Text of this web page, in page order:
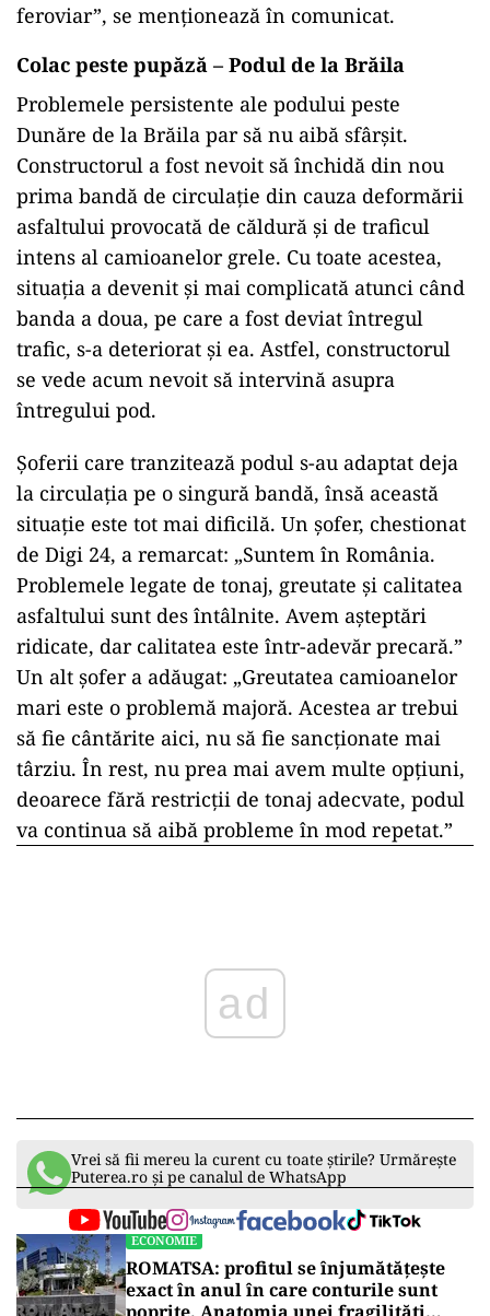
feroviar”, se menționează în comunicat.
Colac peste pupăză – Podul de la Brăila
Problemele persistente ale podului peste
Dunăre de la Brăila par să nu aibă sfârșit.
Constructorul a fost nevoit să închidă din nou
prima bandă de circulație din cauza deformării
asfaltului provocată de căldură și de traficul
intens al camioanelor grele. Cu toate acestea,
situația a devenit și mai complicată atunci când
banda a doua, pe care a fost deviat întregul
trafic, s-a deteriorat și ea. Astfel, constructorul
se vede acum nevoit să intervină asupra
întregului pod.
Șoferii care tranzitează podul s-au adaptat deja
la circulația pe o singură bandă, însă această
situație este tot mai dificilă. Un șofer, chestionat
de Digi 24, a remarcat: „Suntem în România.
Problemele legate de tonaj, greutate și calitatea
asfaltului sunt des întâlnite. Avem așteptări
ridicate, dar calitatea este într-adevăr precară.”
Un alt șofer a adăugat: „Greutatea camioanelor
mari este o problemă majoră. Acestea ar trebui
să fie cântărite aici, nu să fie sancționate mai
târziu. În rest, nu prea mai avem multe opțiuni,
deoarece fără restricții de tonaj adecvate, podul
va continua să aibă probleme în mod repetat.”
ad
Vrei să fii mereu la curent cu toate știrile? Urmărește
Puterea.ro și pe canalul de WhatsApp
ECONOMIE
ROMATSA: profitul se înjumătățește
exact în anul în care conturile sunt